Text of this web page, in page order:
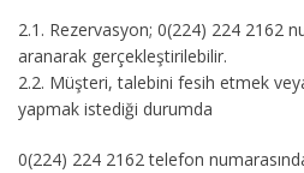
2.1. Rezervasyon; 0(224) 224 2162
aranarak gerçekleştirilebilir.
2.2. Müşteri, talebini fesih etmek
yapmak istediği durumda
0(224) 224 2162 telefon